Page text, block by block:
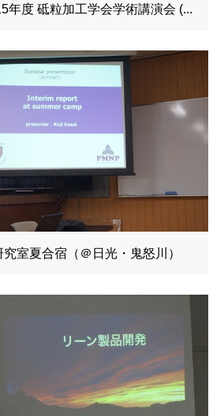
年度 砥粒加工学会学術講演会 (...
室夏合宿（＠日光・鬼怒川）